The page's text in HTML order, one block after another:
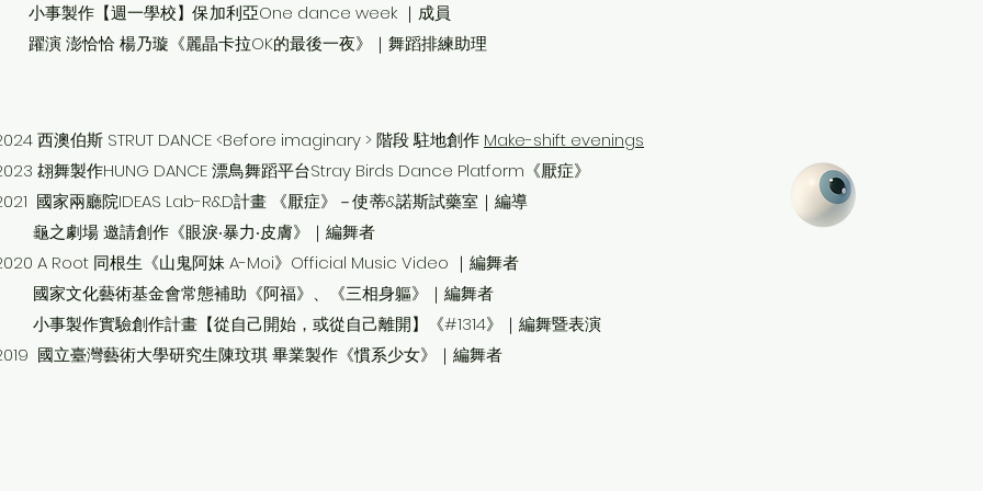
事製作【週一學校】保加利亞One dance week ｜成員
演 澎恰恰 楊乃璇《麗晶卡拉OK的最後一夜》｜舞蹈排練助理
西澳伯斯 STRUT DANCE <Before imaginary > 階段 駐地創作 Make-shift evenings
翃舞製作HUNG DANCE漂鳥舞蹈平台Stray Birds Dance Platform《厭症》
國家兩廳院IDEAS Lab-R&D計畫 《厭症》－使蒂&諾斯試藥室｜編導
之劇場 邀請創作《眼淚‧暴力‧皮膚》｜編舞者
A Root 同根生《山鬼阿妹 A-Moi》Official Music Video ｜編舞者
家文化藝術基金會常態補助《阿福》、《三相身軀》｜編舞者
事製作實驗創作計畫【從自己開始，或從自己離開】《#1314》｜編舞暨表演
國立臺灣藝術大學研究生陳玟琪 畢業製作《慣系少女》｜編舞者